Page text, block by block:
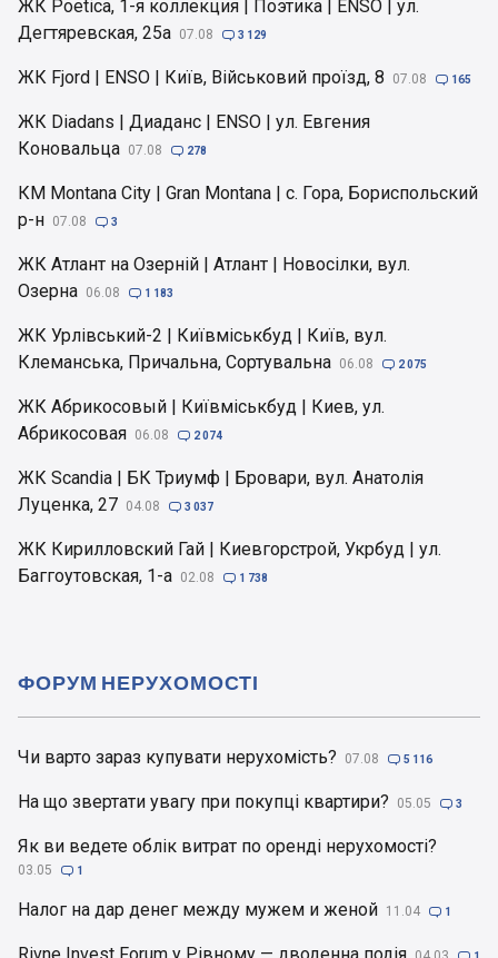
ЖК Poetica, 1-я коллекция | Поэтика | ENSO | ул.
Дегтяревская, 25а 07.08  3 129
ЖК Fjord | ENSO | Київ, Військовий проїзд, 8 07.08  165
ЖК Diadans | Диаданс | ENSO | ул. Евгения
Коновальца 07.08  278
КМ Montana City | Gran Montana | с. Гора, Бориспольский
р-н 07.08  3
ЖК Атлант на Озерній | Атлант | Новосілки, вул.
Озерна 06.08  1 183
ЖК Урлівський-2 | Київміськбуд | Київ, вул.
Клеманська, Причальна, Сортувальна 06.08  2 075
ЖК Абрикосовый | Київміськбуд | Киев, ул.
Абрикосовая 06.08  2 074
ЖК Scandia | БК Триумф | Бровари, вул. Анатолія
Луценка, 27 04.08  3 037
ЖК Кирилловский Гай | Киевгорстрой, Укрбуд | ул.
Баггоутовская, 1-а 02.08  1 738
Чи варто зараз купувати нерухомість? 07.08  5 116
На що звертати увагу при покупці квартири? 05.05  3
Як ви ведете облік витрат по оренді нерухомості?
03.05  1
Налог на дар денег между мужем и женой 11.04  1
ФОРУМ НЕРУХОМОСТІ